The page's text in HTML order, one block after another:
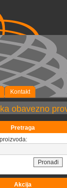
Kontakt
obavezno
Pretraga
Akcija